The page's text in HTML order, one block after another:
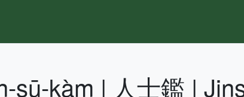
sū-kàm | 人士鑑 |